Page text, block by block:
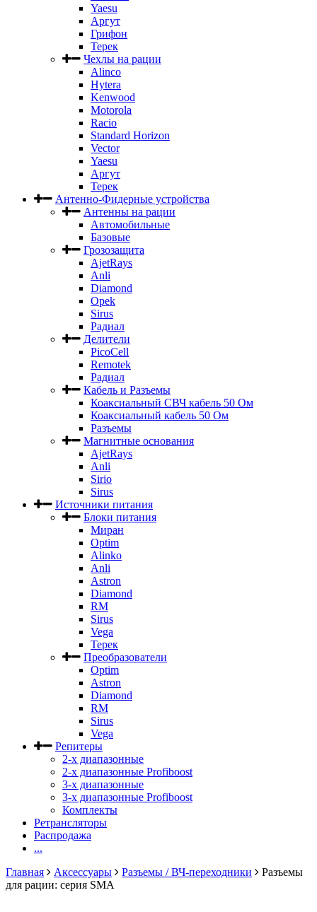
Yaesu
Аргут
Грифон
Терек
Чехлы на рации
Alinco
Hytera
Kenwood
Motorola
Racio
Standard Horizon
Vector
Yaesu
Аргут
Терек
Антенно-Фидерные устройства
Антенны на рации
Автомобильные
Базовые
Грозозащита
AjetRays
Anli
Diamond
Opek
Sirus
Радиал
Делители
PicoCell
Remotek
Радиал
Кабель и Разъемы
Коаксиальный СВЧ кабель 50 Ом
Коаксиальный кабель 50 Ом
Разъемы
Магнитные основания
AjetRays
Anli
Sirio
Sirus
Источники питания
Блоки питания
Миран
Optim
Alinko
Anli
Astron
Diamond
RM
Sirus
Vega
Терек
Преобразователи
Optim
Astron
Diamond
RM
Sirus
Vega
Репитеры
2-х диапазонные
2-х диапазонные Profiboost
3-х диапазонные
3-х диапазонные Profiboost
Комплекты
Ретрансляторы
Распродажа
...
Главная
Аксессуары Разъемы / ВЧ-переходники
Разъемы
для рации: серия SMA